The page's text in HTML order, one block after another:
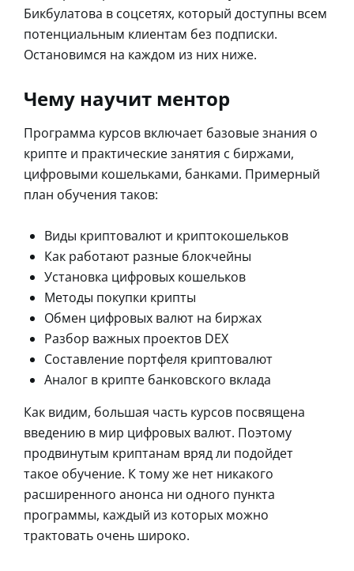
Бикбулатова в соцсетях, который доступны всем
потенциальным клиентам без подписки.
Остановимся на каждом из них ниже.
Чему научит ментор
Программа курсов включает базовые знания о
крипте и практические занятия с биржами,
цифровыми кошельками, банками. Примерный
план обучения таков:
Виды криптовалют и криптокошельков
Как работают разные блокчейны
Установка цифровых кошельков
Методы покупки крипты
Обмен цифровых валют на биржах
Разбор важных проектов DEX
Составление портфеля криптовалют
Аналог в крипте банковского вклада
Как видим, большая часть курсов посвящена
введению в мир цифровых валют. Поэтому
продвинутым криптанам вряд ли подойдет
такое обучение. К тому же нет никакого
расширенного анонса ни одного пункта
программы, каждый из которых можно
трактовать очень широко.